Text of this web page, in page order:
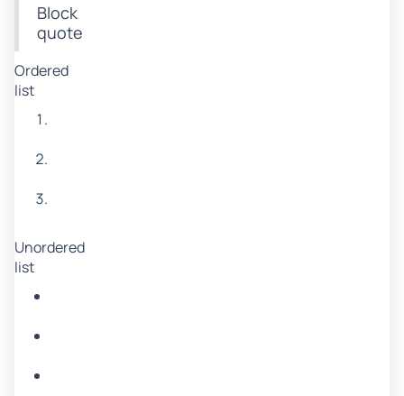
Block
quote
Ordered
list
Unordered
list